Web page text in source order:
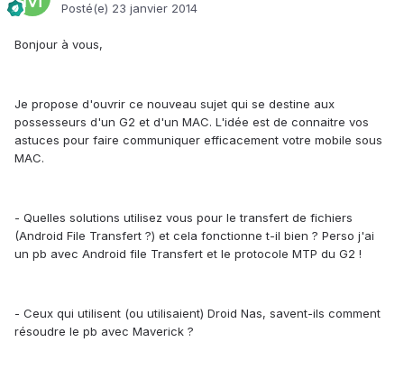
Posté(e) 23 janvier 2014
Bonjour à vous,
Je propose d'ouvrir ce nouveau sujet qui se destine aux
possesseurs d'un G2 et d'un MAC. L'idée est de connaitre vos
astuces pour faire communiquer efficacement votre mobile sous
MAC.
- Quelles solutions utilisez vous pour le transfert de fichiers
(Android File Transfert ?) et cela fonctionne t-il bien ? Perso j'ai
un pb avec Android file Transfert et le protocole MTP du G2 !
- Ceux qui utilisent (ou utilisaient) Droid Nas, savent-ils comment
résoudre le pb avec Maverick ?